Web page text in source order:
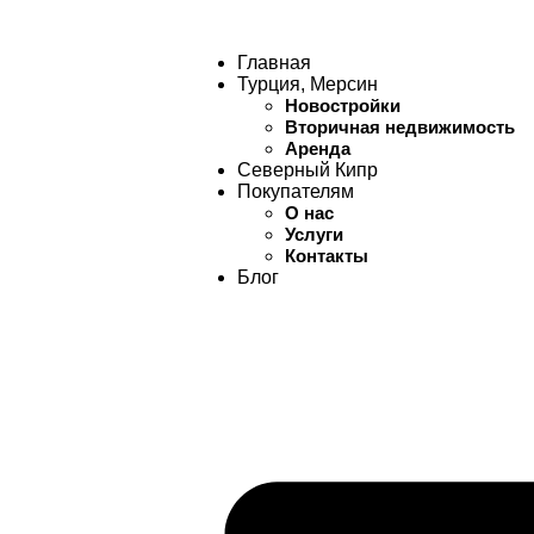
Главная
Турция, Мерсин
Новостройки
Вторичная недвижимость
Аренда
Северный Кипр
Покупателям
О нас
Услуги
Контакты
Блог